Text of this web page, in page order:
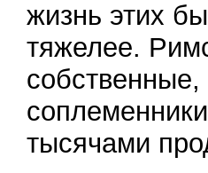
жизнь этих
тяжелее.
тысячами